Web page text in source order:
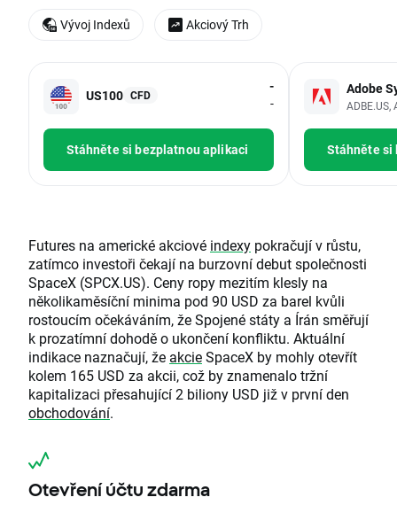
US100 CFD
-
-
Stáhněte si bezplatnou aplikaci
Adobe
Stáhněte
Futures na americké akciové indexy pokračují v růstu,
zatímco investoři čekají na burzovní debut společnosti
SpaceX (SPCX.US). Ceny ropy mezitím klesly na
několikaměsíční minima pod 90 USD za barel kvůli
rostoucím očekáváním, že Spojené státy a Írán směřují
k prozatímní dohodě o ukončení konfliktu. Aktuální
indikace naznačují, že akcieSpaceX by mohly otevřít
kolem 165 USD za akcii, což by znamenalo tržní
kapitalizaci přesahující 2 biliony USD již v první den
obchodování.
Otevření účtu zdarma
Vývoj Indexů Akciový Trh